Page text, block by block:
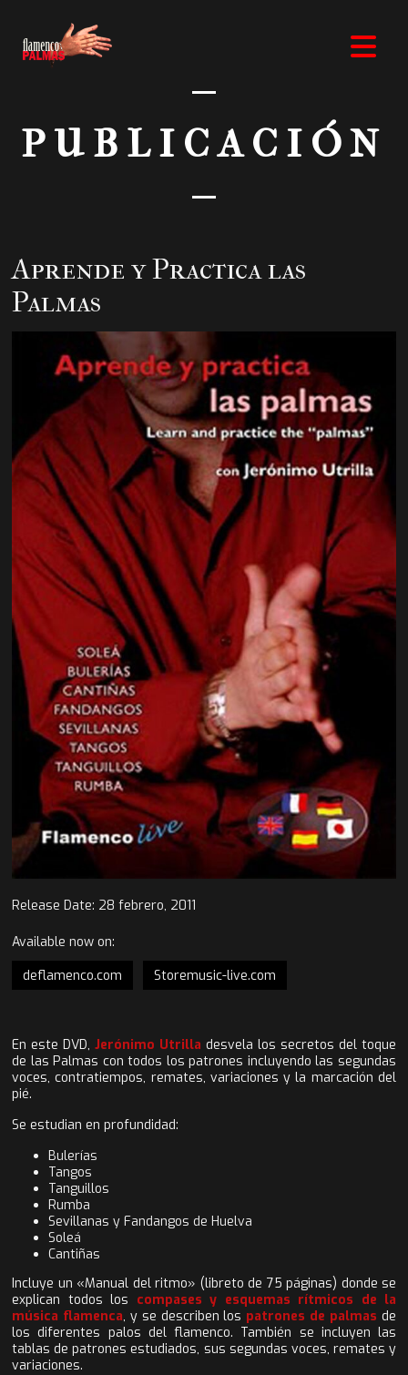
PUBLICACIÓN
Aprende y Practica las
Palmas
Release Date: 28 febrero, 2011
Available now on:
deflamenco.com
Storemusic-live.com
En este DVD, Jerónimo Utrilla desvela los secretos del toque
de las Palmas con todos los patrones incluyendo las segundas
voces, contratiempos, remates, variaciones y la marcación del
pié.
Se estudian en profundidad:
Bulerías
Tangos
Tanguillos
Rumba
Sevillanas y Fandangos de Huelva
Soleá
Cantiñas
Incluye un «Manual del ritmo» (libreto de 75 páginas) donde se
explican todos los compases y esquemas rítmicos de la
música flamenca, y se describen los patrones de palmas de
los diferentes palos del flamenco. También se incluyen las
tablas de patrones estudiados, sus segundas voces, remates y
variaciones.